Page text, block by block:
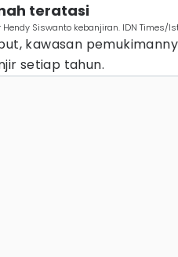
teratasi
Hendy Siswanto kebanjiran. IDN Times/
kawasan
setiap tahun.